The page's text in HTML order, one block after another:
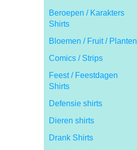
Beroepen / Karakters
Shirts
Bloemen / Fruit / Planten
Comics / Strips
Feest / Feestdagen
Shirts
Defensie shirts
Dieren shirts
Drank Shirts